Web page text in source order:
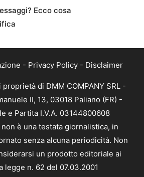
Ecco cosa
- Privacy Policy - Disclaimer
di DMM COMPANY SRL -
II, 13, 03018 Paliano (FR) -
e Partita I.V.A. 03144800608
è una testata giornalistica, in
senza alcuna periodicità. Non
un prodotto editoriale ai
legge n. 62 del 07.03.2001